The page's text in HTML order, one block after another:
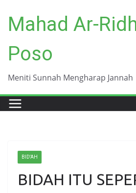
content
Mahad Ar-
Poso
Meniti Sunnah Mengharap Jannah
BID'AH
BIDAH ITU